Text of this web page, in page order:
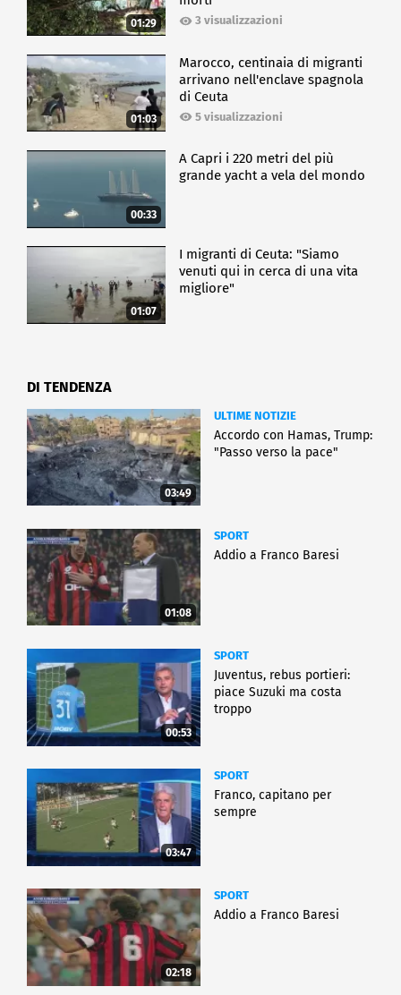
01:29 3 visualizzazioni
01:03
Marocco, centinaia di migranti
arrivano nell'enclave spagnola
di Ceuta
5 visualizzazioni
00:33
A Capri i 220 metri del più
grande yacht a vela del mondo
01:07
I migranti di Ceuta: "Siamo
venuti qui in cerca di una vita
migliore"
DI TENDENZA
03:49
ULTIME NOTIZIE
Accordo con Hamas, Trump:
"Passo verso la pace"
01:08
SPORT
Addio a Franco Baresi
00:53
SPORT
Juventus, rebus portieri:
piace Suzuki ma costa
troppo
03:47
SPORT
Franco, capitano per
sempre
02:18
SPORT
Addio a Franco Baresi